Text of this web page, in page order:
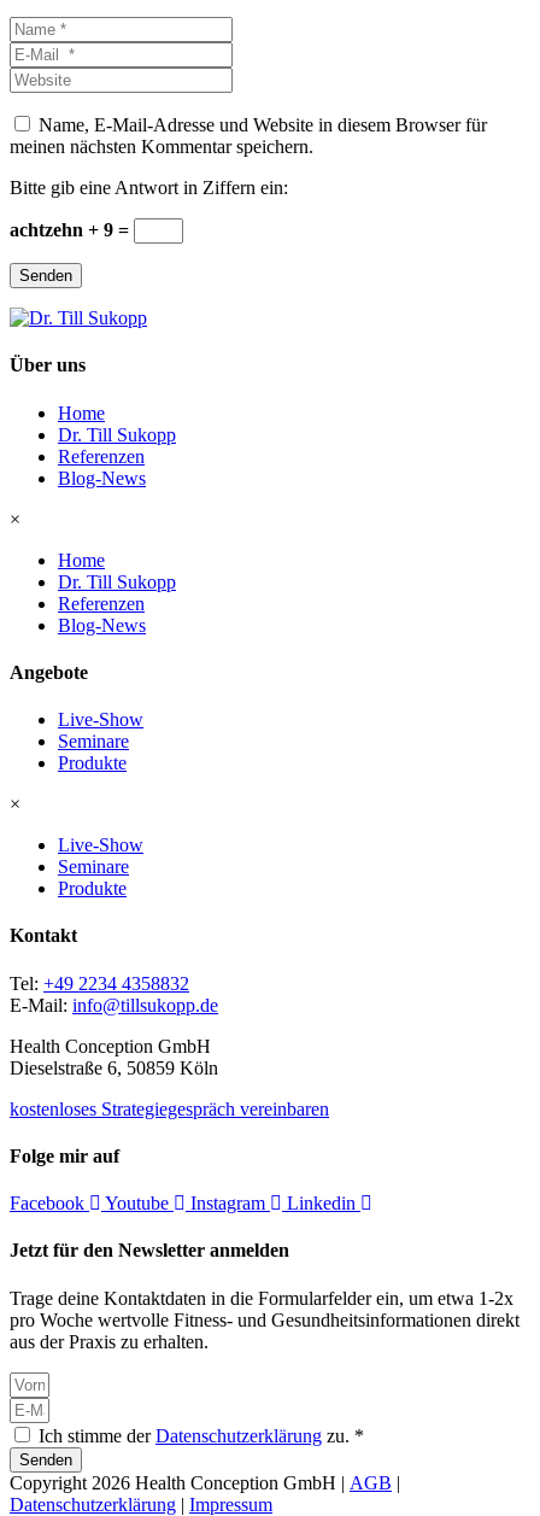
Name
*E-
Mail
*
Website
Name, E-Mail-Adresse und Website in diesem Browser für
meinen nächsten Kommentar speichern.
Bitte gib eine Antwort in Ziffern ein:
achtzehn + 9 =
Senden
Über uns
Home
Dr. Till Sukopp
Referenzen
Blog-News
×
Home
Dr. Till Sukopp
Referenzen
Blog-News
Angebote
Live-Show
Seminare
Produkte
×
Live-Show
Seminare
Produkte
Kontakt
Tel: +49 2234 4358832
E-Mail: info@tillsukopp.de
Health Conception GmbH
Dieselstraße 6, 50859 Köln
kostenloses Strategiegespräch vereinbaren
Folge mir auf
Facebook Youtube Instagram Linkedin
Jetzt für den Newsletter anmelden
Trage deine Kontaktdaten in die Formularfelder ein, um etwa 1-2x
pro Woche wertvolle Fitness- und Gesundheitsinformationen direkt
aus der Praxis zu erhalten.
Ich stimme derDatenschutzerklärung zu. *
Senden
Copyright 2026 Health Conception GmbH | AGB |
Datenschutzerklärung | Impressum